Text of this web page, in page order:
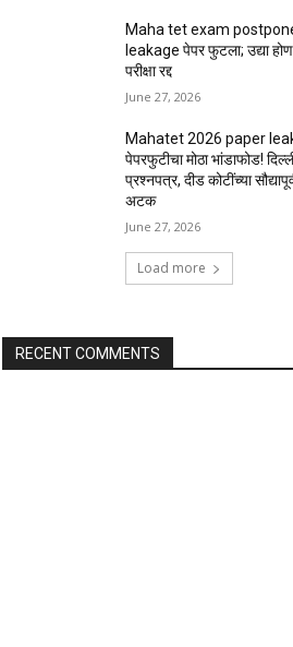
Maha tet exam
leakage पेपर फुटला; उद्या
परीक्षा रद्द
June 27, 2026
Mahatet 2026 paper
पेपरफुटीचा मोठा भांडाफोड!
प्रश्नपत्र, दीड कोटींच्या
अटक
June 27, 2026
Load more
RECENT COMMENTS